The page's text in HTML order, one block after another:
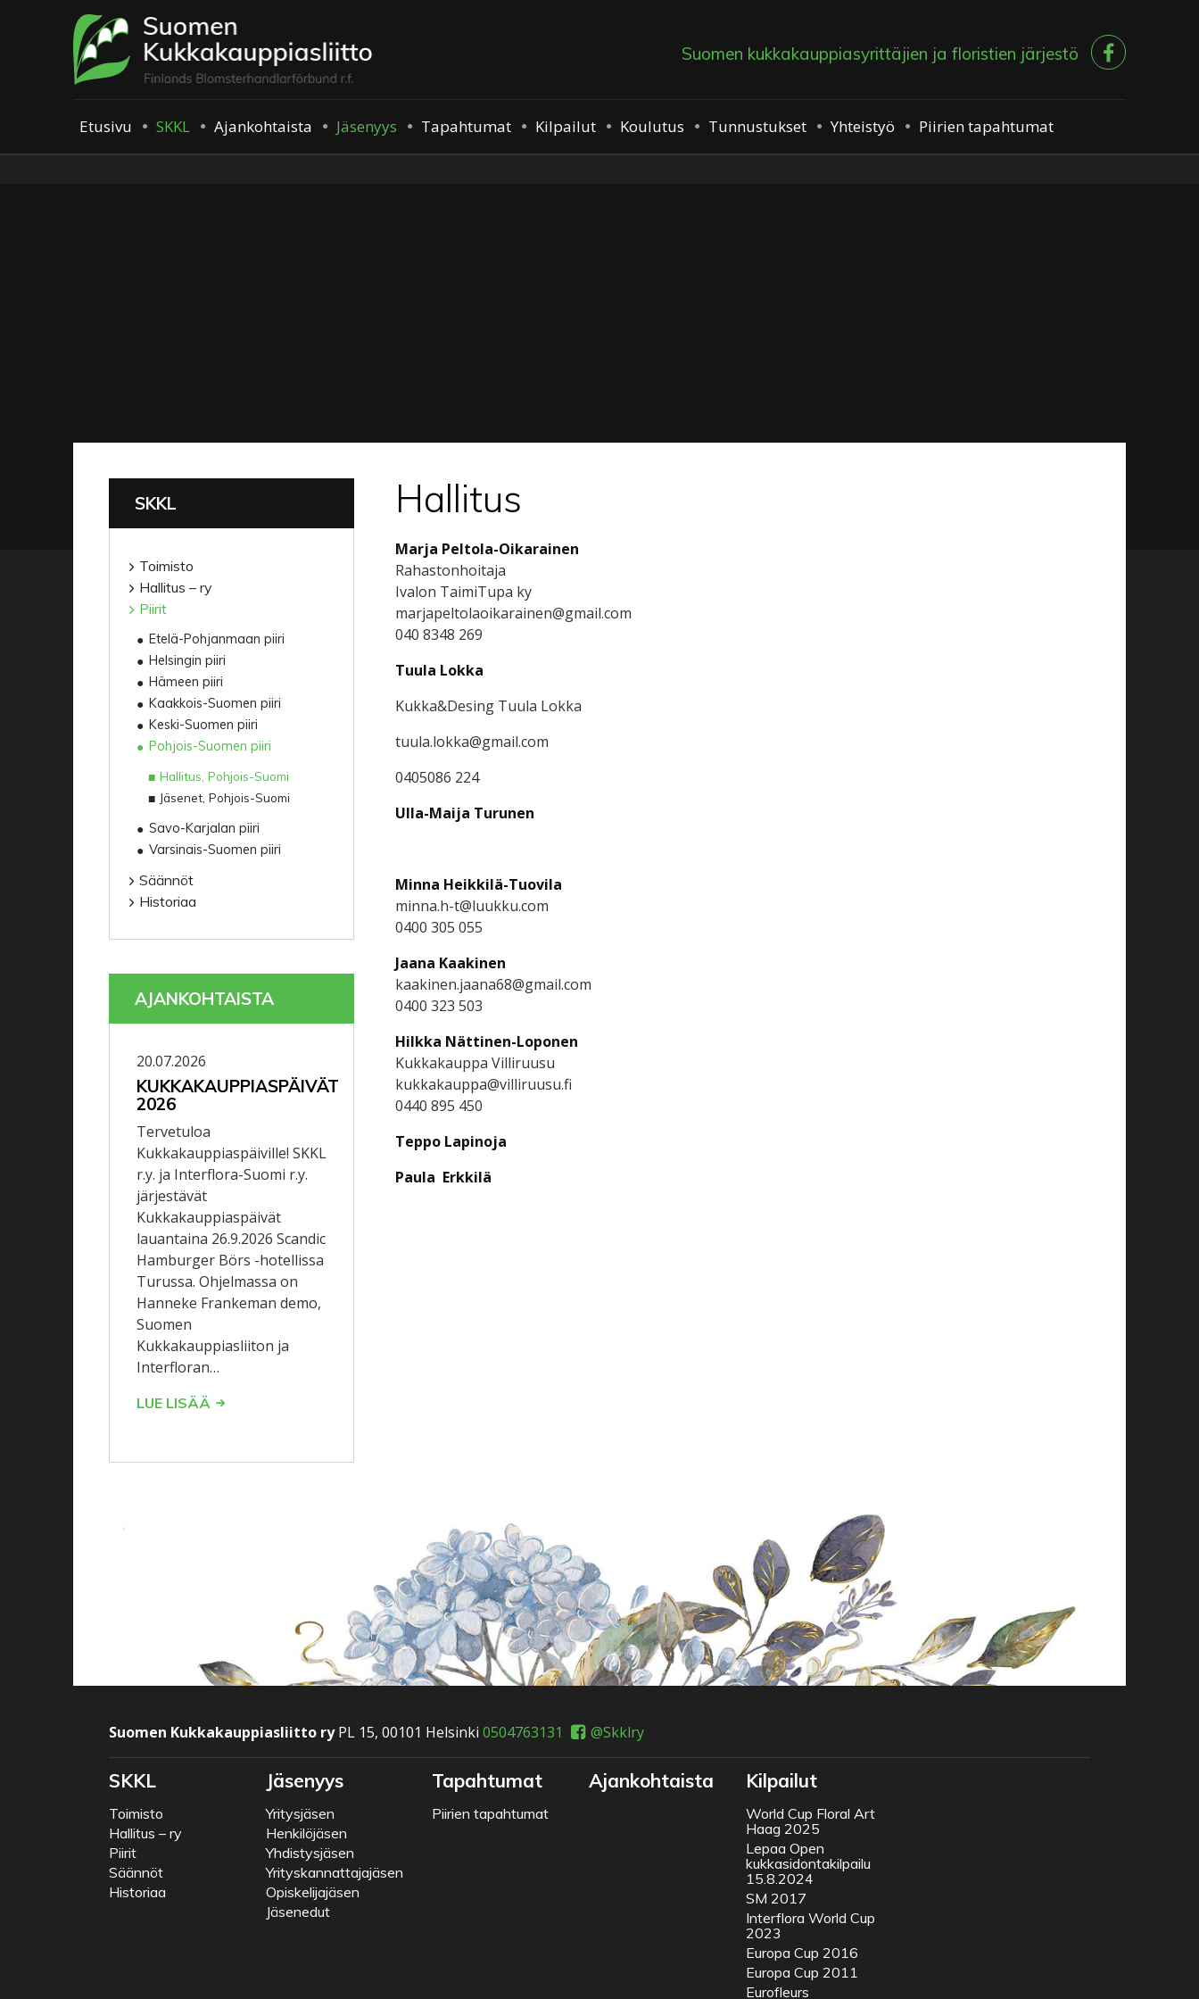
Suomen kukkakauppiasyrittäjien ja floristien järjestö
Etusivu SKKL Ajankohtaista Jäsenyys Tapahtumat Kilpailut Koulutus Tunnustukset Yhteistyö Piirien tapahtumat
SKKL
Toimisto
Hallitus – ry
Piirit
Etelä-Pohjanmaan piiri
Helsingin piiri
Hämeen piiri
Kaakkois-Suomen piiri
Keski-Suomen piiri
Pohjois-Suomen piiri
Hallitus, Pohjois-Suomi
Jäsenet, Pohjois-Suomi
Savo-Karjalan piiri
Varsinais-Suomen piiri
Säännöt
Historiaa
AJANKOHTAISTA
20.07.2026
KUKKAKAUPPIASPÄIVÄT
2026
Tervetuloa
Kukkakauppiaspäiville! SKKL
r.y. ja Interflora-Suomi r.y.
järjestävät
Kukkakauppiaspäivät
lauantaina 26.9.2026 Scandic
Hamburger Börs -hotellissa
Turussa. Ohjelmassa on
Hanneke Frankeman demo,
Suomen
Kukkakauppiasliiton ja
Interfloran…
LUE LISÄÄ
Hallitus
Marja Peltola-Oikarainen
Rahastonhoitaja
Ivalon TaimiTupa ky
marjapeltolaoikarainen@gmail.com
040 8348 269
Tuula Lokka
Kukka&Desing Tuula Lokka
tuula.lokka@gmail.com
0405086 224
Ulla-Maija Turunen
Minna Heikkilä-Tuovila
minna.h-t@luukku.com
0400 305 055
Jaana Kaakinen
kaakinen.jaana68@gmail.com
0400 323 503
Hilkka Nättinen-Loponen
Kukkakauppa Villiruusu
kukkakauppa@villiruusu.fi
0440 895 450
Teppo Lapinoja
Paula Erkkilä
Suomen Kukkakauppiasliitto ryPL 15, 00101 Helsinki 0504763131 @Skklry
SKKL
Toimisto
Hallitus – ry
Piirit
Säännöt
Historiaa
Jäsenyys
Yritysjäsen
Henkilöjäsen
Yhdistysjäsen
Yrityskannattajajäsen
Opiskelijajäsen
Jäsenedut
Tapahtumat
Piirien tapahtumat
Ajankohtaista Kilpailut
World Cup Floral Art
Haag 2025
Lepaa Open
kukkasidontakilpailu
15.8.2024
SM 2017
Interflora World Cup
2023
Europa Cup 2016
Europa Cup 2011
Eurofleurs